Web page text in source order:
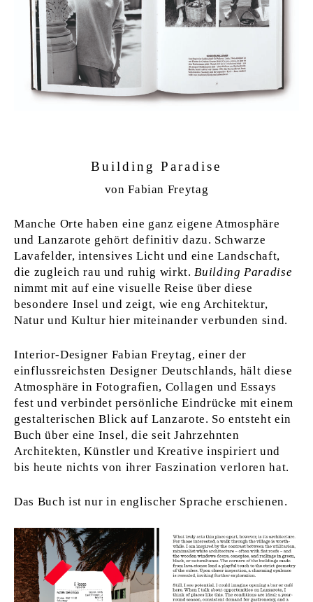
Building Paradise
von Fabian Freytag
Manche Orte haben eine ganz eigene Atmosphäre
und Lanzarote gehört definitiv dazu. Schwarze
Lavafelder, intensives Licht und eine Landschaft,
die zugleich rau und ruhig wirkt. Building Paradise
nimmt mit auf eine visuelle Reise über diese
besondere Insel und zeigt, wie eng Architektur,
Natur und Kultur hier miteinander verbunden sind.
Interior-Designer Fabian Freytag, einer der
einflussreichsten Designer Deutschlands, hält diese
Atmosphäre in Fotografien, Collagen und Essays
fest und verbindet persönliche Eindrücke mit einem
gestalterischen Blick auf Lanzarote. So entsteht ein
Buch über eine Insel, die seit Jahrzehnten
Architekten, Künstler und Kreative inspiriert und
bis heute nichts von ihrer Faszination verloren hat.
Das Buch ist nur in englischer Sprache erschienen.